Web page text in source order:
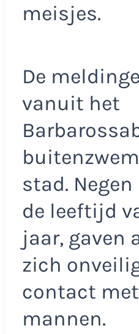
meisjes.
De
vanuit het
stad.
de leeftijd
jaar, gaven
zich
contact
mannen.